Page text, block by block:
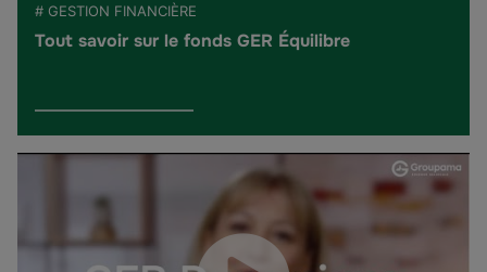
# GESTION FINANCIÈRE
Tout savoir sur le fonds GER Équilibre